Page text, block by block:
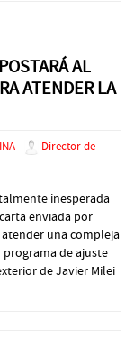
AL
ATENDER LA
Director de
inesperada
enviada por
una compleja
de ajuste
de Javier Milei